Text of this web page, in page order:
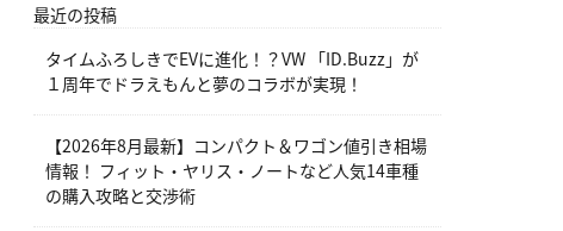
最近の投稿
タイムふろしきでEVに進化！？VW 「ID.Buzz」が
１周年でドラえもんと夢のコラボが実現！
【2026年8月最新】コンパクト＆ワゴン値引き相場
情報！ フィット・ヤリス・ノートなど人気14車種
の購入攻略と交渉術